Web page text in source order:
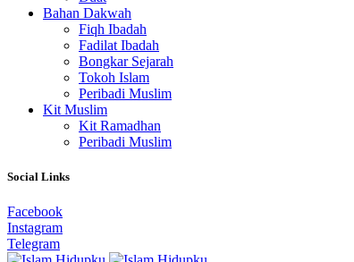
Bahan Dakwah
Fiqh Ibadah
Fadilat Ibadah
Bongkar Sejarah
Tokoh Islam
Peribadi Muslim
Kit Muslim
Kit Ramadhan
Peribadi Muslim
Social Links
Facebook
Instagram
Telegram